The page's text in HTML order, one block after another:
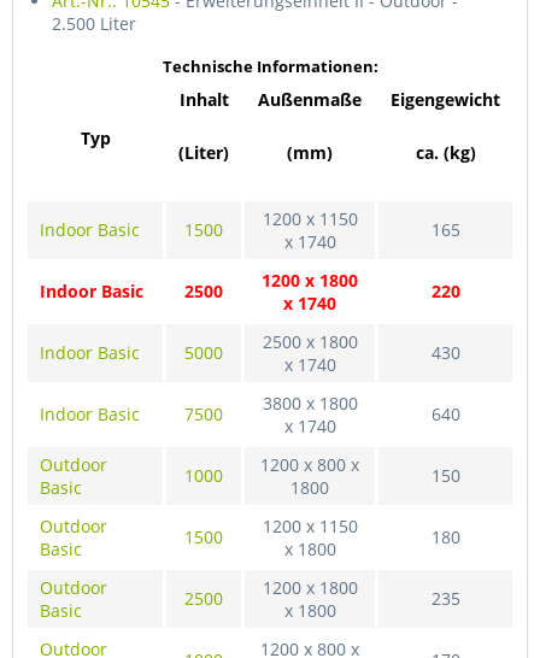
2.500 Liter
Technische Informationen:
Typ
Inhalt
(Liter)
Außenmaße
(mm)
Eigengewicht
ca. (kg)
Indoor Basic 1500
1200 x 1150
x 1740
165
Indoor Basic 2500
1200 x 1800
x 1740
220
Indoor Basic 5000
2500 x 1800
x 1740
430
Indoor Basic 7500
3800 x 1800
x 1740
640
Outdoor
Basic
1000
1200 x 800 x
1800
150
Outdoor
Basic
1500
1200 x 1150
x 1800
180
Outdoor
Basic
2500
1200 x 1800
x 1800
235
Outdoor
1200 x 800 x